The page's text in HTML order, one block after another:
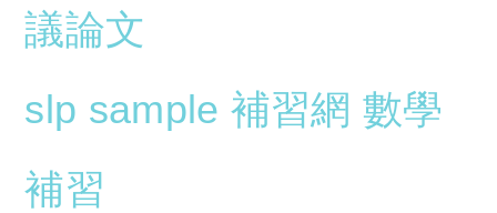
議論文
slp sample 補習網 數學
補習